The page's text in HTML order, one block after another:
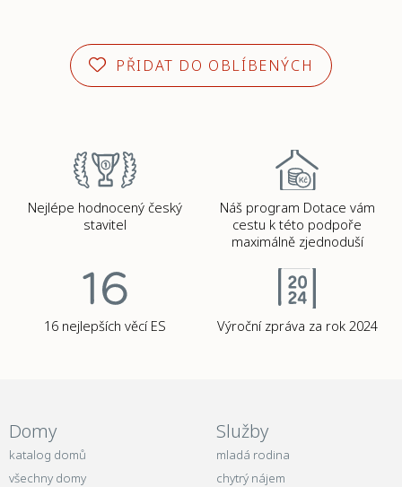
PŘIDAT DO OBLÍBENÝCH
Nejlépe hodnocený český
stavitel
Náš program Dotace vám
cestu k této podpoře
maximálně zjednoduší
16 nejlepších věcí ES Výroční zpráva za rok 2024
Domy
katalog domů
všechny domy
Služby
mladá rodina
chytrý nájem